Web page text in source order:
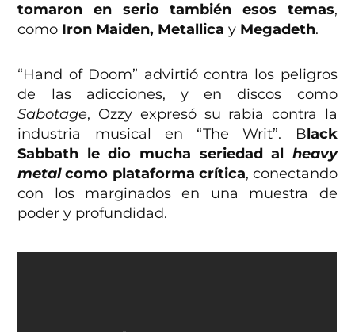
tomaron en serio también esos temas,
como Iron Maiden, Metallica y Megadeth.
“Hand of Doom” advirtió contra los peligros
de las adicciones, y en discos como
Sabotage, Ozzy expresó su rabia contra la
industria musical en “The Writ”. Black
Sabbath le dio mucha seriedad al heavy
metalcomo plataforma crítica, conectando
con los marginados en una muestra de
poder y profundidad.